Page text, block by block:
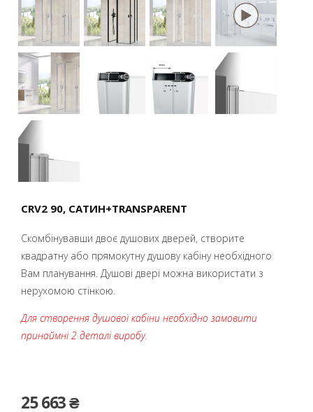
CRV2 90, CАТИН+TRANSPARENT
Скомбінувавши двоє душових дверей, створите
квадратну або прямокутну душову кабіну необхідного
Вам планування. Душові двері можна використати з
нерухомою стінкою.
Для створення душової кабіни необхідно замовити
принаймні 2 деталі виробу.
25 663 ₴